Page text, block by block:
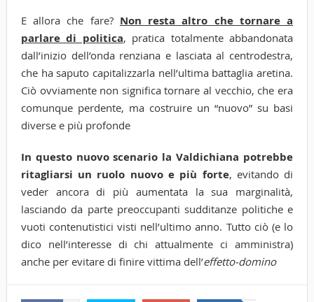
E allora che fare? Non resta altro che tornare a
parlare di politica, pratica totalmente abbandonata
dall’inizio dell’onda renziana e lasciata al centrodestra,
che ha saputo capitalizzarla nell’ultima battaglia aretina.
Ciò ovviamente non significa tornare al vecchio, che era
comunque perdente, ma costruire un “nuovo” su basi
diverse e più profonde
In questo nuovo scenario la Valdichiana potrebbe
ritagliarsi un ruolo nuovo e più forte, evitando di
veder ancora di più aumentata la sua marginalità,
lasciando da parte preoccupanti sudditanze politiche e
vuoti contenutistici visti nell’ultimo anno. Tutto ciò (e lo
dico nell’interesse di chi attualmente ci amministra)
anche per evitare di finire vittima dell’effetto-domino